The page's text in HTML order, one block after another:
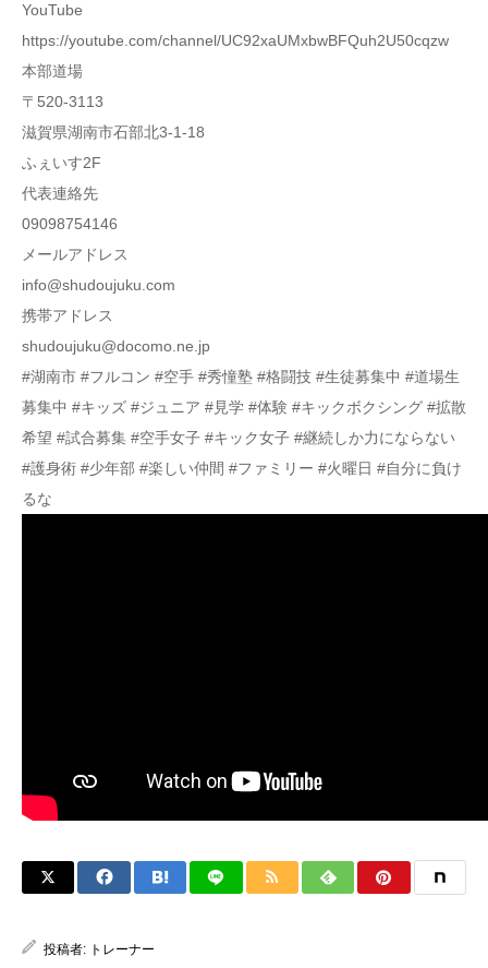
YouTube
https://youtube.com/channel/UC92xaUMxbwBFQuh2U50cqzw
本部道場
〒520-3113
滋賀県湖南市石部北3-1-18
ふぇいす2F
代表連絡先
09098754146
メールアドレス
info@shudoujuku.com
携帯アドレス
shudoujuku@docomo.ne.jp
#湖南市 #フルコン #空手 #秀憧塾 #格闘技 #生徒募集中 #道場生
募集中 #キッズ #ジュニア #見学 #体験 #キックボクシング #拡散
希望 #試合募集 #空手女子 #キック女子 #継続しか力にならない
#護身術 #少年部 #楽しい仲間 #ファミリー #火曜日 #自分に負け
るな
投稿者: トレーナー